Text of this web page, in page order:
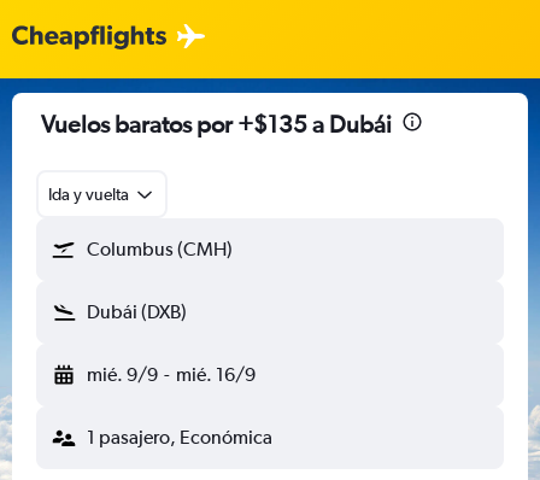
Vuelos baratos por +$135 a Dubái
Ida y vuelta
Columbus (CMH)
Dubái (DXB)
mié. 9/9 - mié. 16/9
1 pasajero, Económica